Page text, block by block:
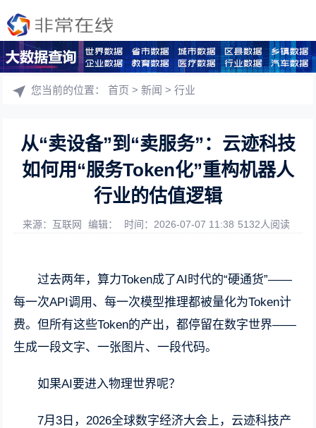
您当前的位置：首页 >新闻 >行业
从“卖设备”到“卖服务”：云迹科技
如何用“服务Token化”重构机器人
行业的估值逻辑
来源：互联网 编辑： 时间：2026-07-07 11:38 5132人阅读
过去两年，算力Token成了AI时代的“硬通货”——
每一次API调用、每一次模型推理都被量化为Token计
费。但所有这些Token的产出，都停留在数字世界——
生成一段文字、一张图片、一段代码。
如果AI要进入物理世界呢？
7月3日，2026全球数字经济大会上，云迹科技产